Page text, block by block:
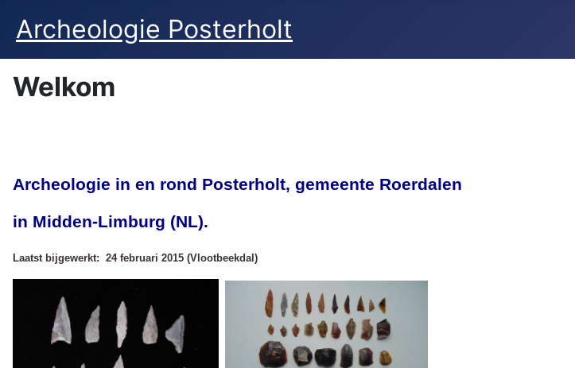
Archeologie Posterholt
Welkom
Archeologie in en rond Posterholt, gemeente Roerdalen
in Midden-Limburg (NL).
Laatst bijgewerkt: 24 februari 2015 (Vlootbeekdal)